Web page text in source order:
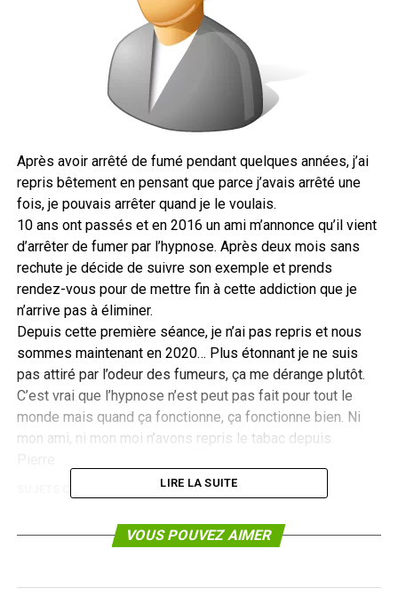
Après avoir arrêté de fumé pendant quelques années, j’ai
repris bêtement en pensant que parce j’avais arrêté une
fois, je pouvais arrêter quand je le voulais.
10 ans ont passés et en 2016 un ami m’annonce qu’il vient
d’arrêter de fumer par l’hypnose. Après deux mois sans
rechute je décide de suivre son exemple et prends
rendez-vous pour de mettre fin à cette addiction que je
n’arrive pas à éliminer.
Depuis cette première séance, je n’ai pas repris et nous
sommes maintenant en 2020… Plus étonnant je ne suis
pas attiré par l’odeur des fumeurs, ça me dérange plutôt.
C’est vrai que l’hypnose n’est peut pas fait pour tout le
monde mais quand ça fonctionne, ça fonctionne bien. Ni
mon ami, ni mon moi n’avons repris le tabac depuis.
LIRE LA SUITE
VOUS POUVEZ AIMER